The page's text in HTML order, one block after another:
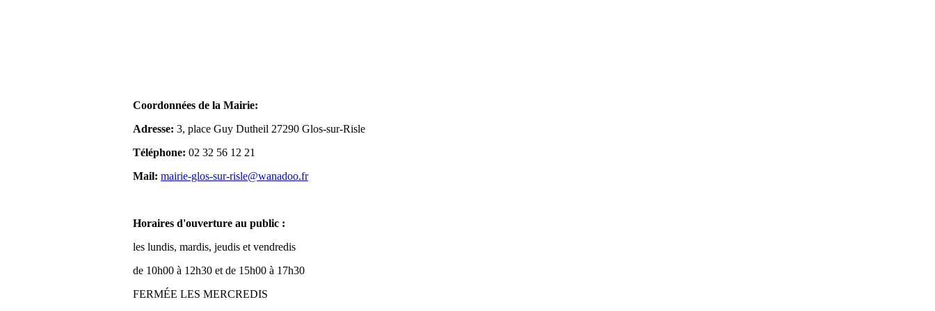
Coordonnées de la Mairie:
Adresse: 3, place Guy Dutheil 27290 Glos-sur-Risle
Téléphone: 02 32 56 12 21
Mail: mairie-glos-sur-risle@wanadoo.fr
Horaires d'ouverture au public :
les lundis, mardis, jeudis et vendredis
de 10h00 à 12h30 et de 15h00 à 17h30
FERMÉE LES MERCREDIS